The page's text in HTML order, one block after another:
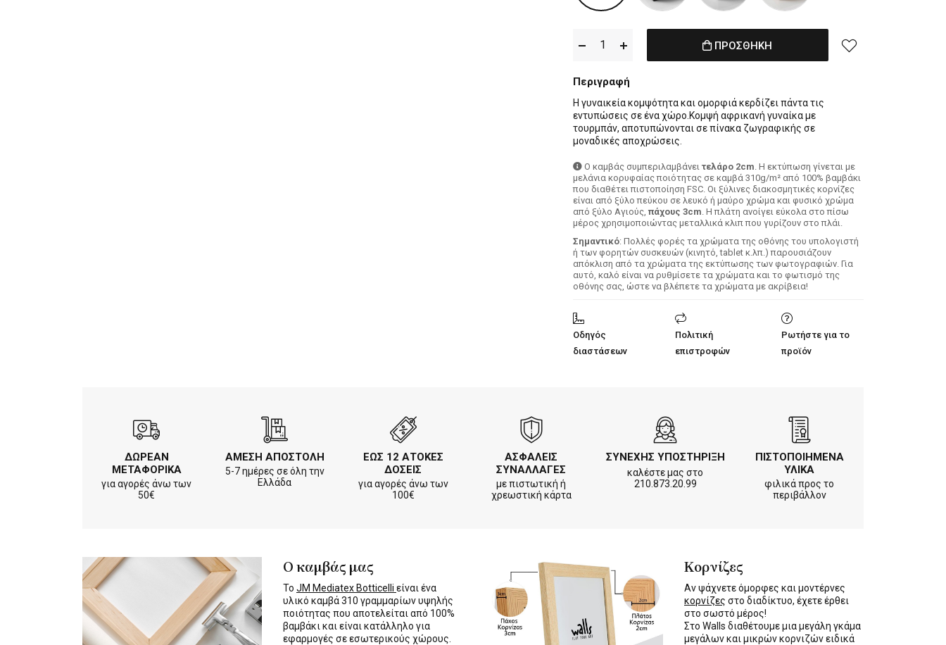
ΠΡΟΣΘΗΚΗ
Περιγραφή
Η γυναικεία κομψότητα και ομορφιά κερδίζει πάντα τις
εντυπώσεις σε ένα χώρο.Κομψή αφρικανή γυναίκα με
τουρμπάν, αποτυπώνονται σε πίνακα ζωγραφικής σε
μοναδικές αποχρώσεις.
Ο καμβάς συμπεριλαμβάνει τελάρο 2cm. H εκτύπωση γίνεται με
μελάνια κορυφαίας ποιότητας σε καμβά 310g/m² από 100% βαμβάκι
που διαθέτει πιστοποίηση FSC. Οι ξύλινες διακοσμητικές κορνίζες
είναι από ξύλο πεύκου σε λευκό ή μαύρο χρώμα και φυσικό χρώμα
από ξύλο Αγιούς, πάχους 3cm. Η πλάτη ανοίγει εύκολα στο πίσω
μέρος χρησιμοποιώντας μεταλλικά κλιπ που γυρίζουν στο πλάι.
Σημαντικό: Πολλές φορές τα χρώματα της οθόνης του υπολογιστή
ή των φορητών συσκευών (κινητό, tablet κ.λπ.) παρουσιάζουν
απόκλιση από τα χρώματα της εκτύπωσης των φωτογραφιών. Για
αυτό, καλό είναι να ρυθμίσετε τα χρώματα και το φωτισμό της
οθόνης σας, ώστε να βλέπετε τα χρώματα με ακρίβεια!
Οδηγός
διαστάσεων
Πολιτική
επιστροφών
Ρωτήστε για το
προϊόν
ΔΩΡΕΑΝ
ΜΕΤΑΦΟΡΙΚΑ
για αγορές άνω των
50€
ΑΜΕΣΗ ΑΠΟΣΤΟΛΗ
5-7 ημέρες σε όλη την
Ελλάδα
ΕΩΣ 12 ΑΤΟΚΕΣ
ΔΟΣΕΙΣ
για αγορές άνω των
100€
ΑΣΦΑΛΕΙΣ
ΣΥΝΑΛΛΑΓΕΣ
με πιστωτική ή
χρεωστική κάρτα
ΣΥΝΕΧΗΣ ΥΠΟΣΤΗΡΙΞΗ
καλέστε μας στο
210.873.20.99
ΠΙΣΤΟΠΟΙΗΜΕΝΑ
ΥΛΙΚΑ
φιλικά προς το
περιβάλλον
Ο καμβάς μας
Το JM Mediatex Botticelli είναι ένα
υλικό καμβά 310 γραμμαρίων υψηλής
ποιότητας που αποτελείται από 100%
βαμβάκι και είναι κατάλληλο για
εφαρμογές σε εσωτερικούς χώρους.
Κορνίζες
Αν ψάχνετε όμορφες και μοντέρνες
κορνίζες στο διαδίκτυο, έχετε έρθει
στο σωστό μέρος!
Στο Walls διαθέτουμε μια μεγάλη γκάμα
μεγάλων και μικρών κορνιζών ειδικά